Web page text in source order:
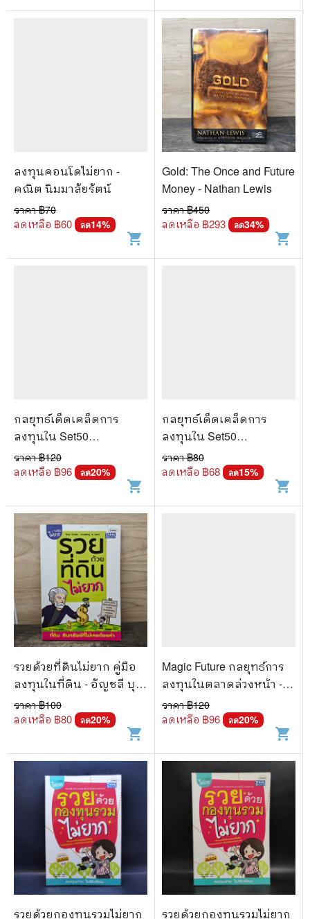
ลงทุนคอนโดไม่ยาก -
คณิต นิมมาลัยรัตน์
ราคา ฿70
ลดเหลือ ฿60 ลด14%
shopping_cart
Gold: The Once and Future
Money - Nathan Lewis
ราคา ฿450
ลดเหลือ ฿293 ลด34%
shopping_cart
กลยุทธ์เด็ดเคล็ดการ
ลงทุนใน Set50
IndexFutures - ภาคภูมิ
ภาคย์วิศาล
ราคา ฿120
ลดเหลือ ฿96 ลด20%
shopping_cart
กลยุทธ์เด็ดเคล็ดการ
ลงทุนใน Set50
IndexFutures - ภาคภูมิ
ภาคย์วิศาล
ราคา ฿80
ลดเหลือ ฿68 ลด15%
shopping_cart
รวยด้วยที่ดินไม่ยาก คู่มือ
ลงทุนในที่ดิน - อัญชลี บุญ
นุกูล
ราคา ฿100
ลดเหลือ ฿80 ลด20%
shopping_cart
Magic Future กลยุทธ์การ
ลงทุนในตลาดล่วงหน้า -
สมยศ ศุภกิจไพบูลย์
ราคา ฿120
ลดเหลือ ฿96 ลด20%
shopping_cart
รวยด้วยกองทุนรวมไม่ยาก รวยด้วยกองทุนรวมไม่ยาก